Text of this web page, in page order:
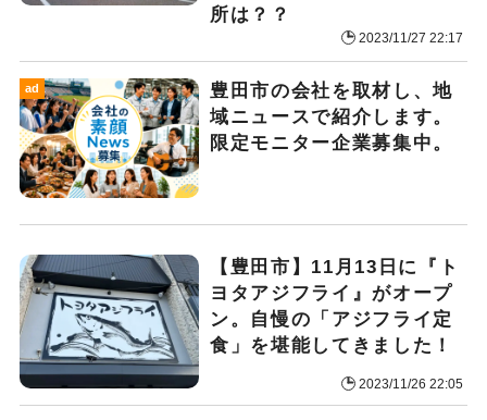
所は？？
2023/11/27 22:17
ad
豊田市の会社を取材し、地
域ニュースで紹介します。
限定モニター企業募集中。
【豊田市】11月13日に『ト
ヨタアジフライ』がオープ
ン。自慢の「アジフライ定
食」を堪能してきました！
2023/11/26 22:05